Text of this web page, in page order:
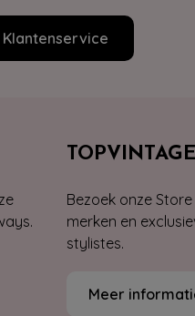
Klantenservice
Bezoek onze
merken en
stylistes.
Meer